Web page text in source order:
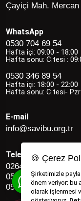
Çayiçi Mah.
WhatsApp
0530 704 69 54
Hafta içi: 09:00 - 18:00
Hafta sonu: C.tesi :
0530 346 89 54
Hafta içi: 18:00 - 22:00
Hafta sonu: C.tesi- Pzr
E-mail
info@savibu.org.tr
Telefon
0264 582 12 17
0530 346 89 54
0530 704 69 54
🍪 Çerez
Şirketimizle
önem veriyor; bu
olarak işlenmesi